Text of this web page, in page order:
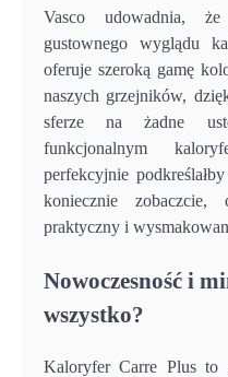
Vasco udowadnia,
gustownego wyglądu
oferuje szeroką gamę
naszych grzejników,
sferze na żadne
funkcjonalnym
perfekcyjnie
koniecznie
praktyczny i
Nowoczesność i
wszystko?
Kaloryfer Carre Plus to